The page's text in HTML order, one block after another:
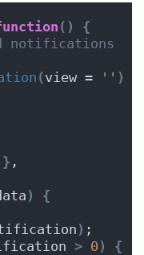
()
{
notifications
(view = '' )
} ,
)
{
) ;
> 0 ) {